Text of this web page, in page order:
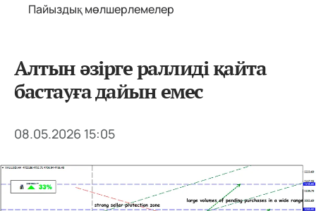
Пайыздық мөлшерлемелер
Алтын әзірге раллиді қайта
бастауға дайын емес
08.05.2026 15:05